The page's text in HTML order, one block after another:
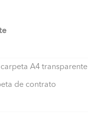
A4 transparente
de contrato